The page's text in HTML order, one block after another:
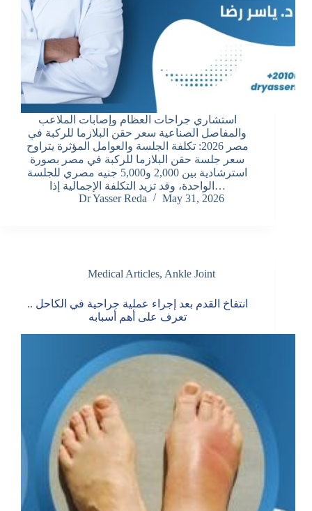
استشاري جراحات العظام وإصابات الملاعب
والمفاصل الصناعية سعر حقن البلازما للركبة في
مصر 2026: تكلفة الجلسة والعوامل المؤثرة يتراوح
سعر جلسة حقن البلازما للركبة في مصر بصورة
استرشادية بين 2,000 و5,000 جنيه مصري للجلسة
الواحدة، وقد تزيد التكلفة الإجمالية إذا…
Dr Yasser Reda
May 31, 2026
Medical Articles, Ankle Joint
انتفاخ القدم بعد إجراء عملية جراحية في الكاحل ..
تعرف على أهم أسبابه